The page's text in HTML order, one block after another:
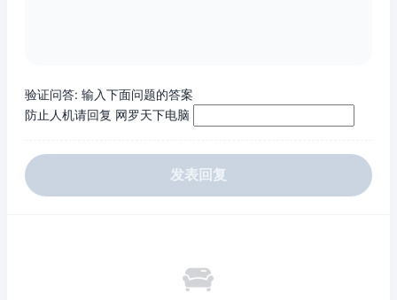
验证问答: 输入下面问题的答案
防止人机请回复 网罗天下电脑
发表回复
